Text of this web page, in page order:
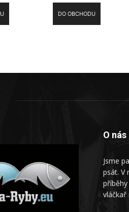
DO OBCHODU
O nás
Jsme
psát. V
vláčkař